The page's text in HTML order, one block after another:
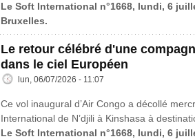
Le Soft International n°1668, lundi, 6
Bruxelles.
Le retour célébré d'une
dans le ciel Européen
lun, 06/07/2026 - 11:07
Ce vol inaugural d’Air Congo a décollé
International de N’djili à Kinshasa à
Le Soft International n°1668, lundi, 6